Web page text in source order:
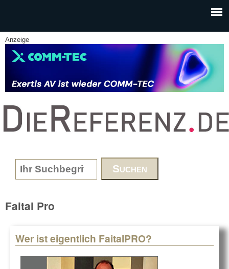
Anzeige
www.DieReferenz.de
Search form
Faital Pro
Wer ist eigentlich FaitalPRO?